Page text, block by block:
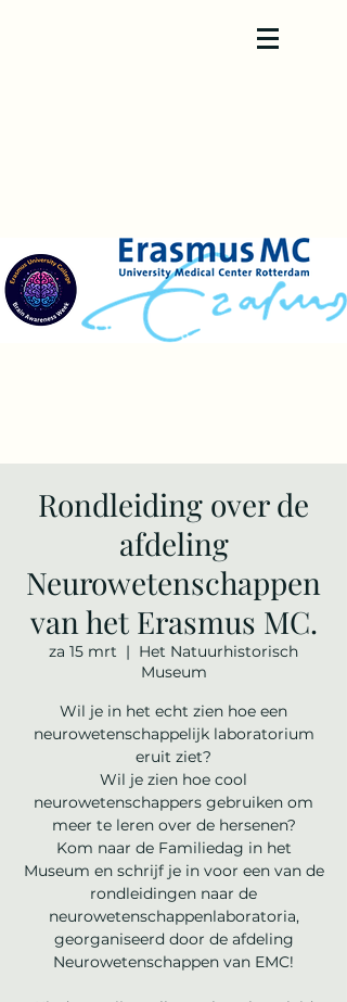
Rondleiding over de
afdeling
Neurowetenschappen
van het Erasmus MC.
za 15 mrt
  |
Het Natuurhistorisch
Museum
Wil je in het echt zien hoe een
neurowetenschappelijk laboratorium
eruit ziet?
Wil je zien hoe cool
neurowetenschappers gebruiken om
meer te leren over de hersenen?
Kom naar de Familiedag in het
Museum en schrijf je in voor een van de
rondleidingen naar de
neurowetenschappenlaboratoria,
georganiseerd door de afdeling
Neurowetenschappen van EMC!